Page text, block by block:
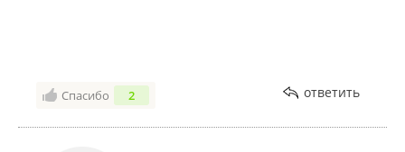
Спасибо 2 ответить